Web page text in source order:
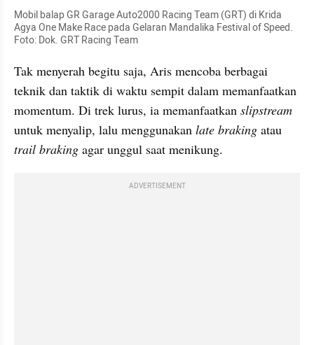
Mobil balap GR Garage Auto2000 Racing Team (GRT) di Krida
Agya One Make Race pada Gelaran Mandalika Festival of Speed.
Foto: Dok. GRT Racing Team
Tak menyerah begitu saja, Aris mencoba berbagai
teknik dan taktik di waktu sempit dalam memanfaatkan
momentum. Di trek lurus, ia memanfaatkan
untuk menyalip, lalu menggunakan late braking
trail braking agar unggul saat menikung.
ADVERTISEMENT